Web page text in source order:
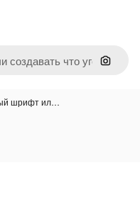
Поиск
шрифт ил…